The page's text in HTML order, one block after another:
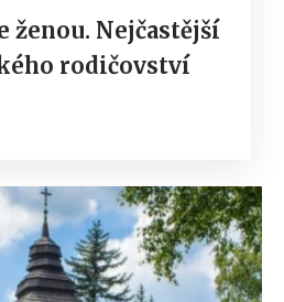
ženou. Nejčastější
rodičovství